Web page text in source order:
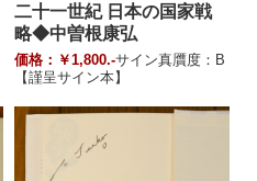
二十一世紀 日本の国家戦
略◆中曽根康弘
価格：￥1,800.-サイン真贋度：B
【謹呈サイン本】